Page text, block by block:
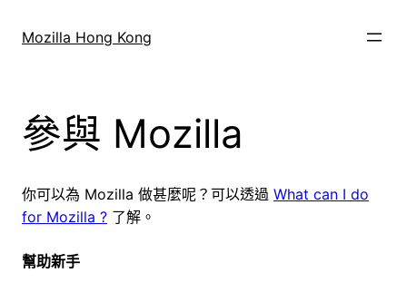
Mozilla Hong Kong
參與 Mozilla
你可以為 Mozilla 做甚麼呢？可以透過 What can I do
for Mozilla ? 了解。
幫助新手